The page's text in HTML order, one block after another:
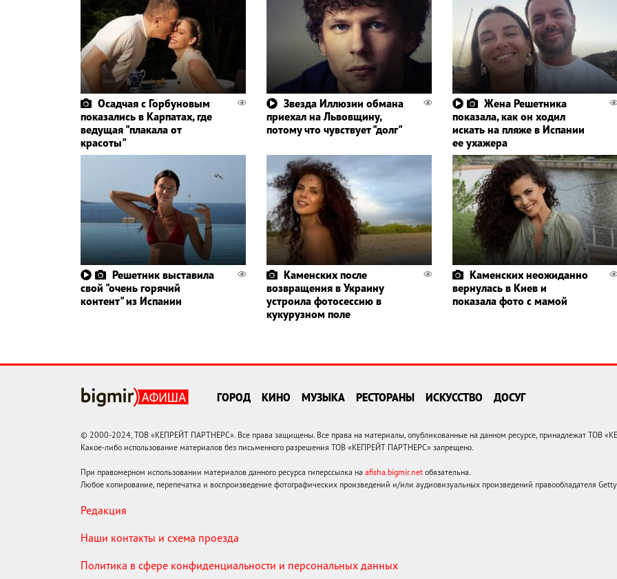
Осадчая с Горбуновым
показались в Карпатах, где
ведущая "плакала от
красоты"
Звезда Иллюзии обмана
приехал на Львовщину,
потому что чувствует "долг"
Жена Решетника
показала, как он ходил
искать на пляже в Испании
ее ухажера
Решетник выставила
свой "очень горячий
контент" из Испании
Каменских после
возвращения в Украину
устроила фотосессию в
кукурузном поле
Каменских неожиданно
вернулась в Киев и
показала фото с мамой
ГОРОД КИНО МУЗЫКА РЕСТОРАНЫ ИСКУССТВО ДОСУГ
© 2000-2024, ТОВ «КЕПРЕЙТ ПАРТНЕРС». Все права защищены. Все права на материалы, опубликованные на данном ресурсе, принадлежат ТОВ
Какое-либо использование материалов без письменного разрешения ТОВ «КЕПРЕЙТ ПАРТНЕРС» запрещено.
При правомерном использовании материалов данного ресурса гиперссылка на afisha.bigmir.net обязательна.
Любое копирование, перепечатка и воспроизведение фотографических произведений и/или аудиовизуальных произведений правообладателя Getty
Редакция
Наши контакты и схема проезда
Политика в сфере конфиденциальности и персональных данных